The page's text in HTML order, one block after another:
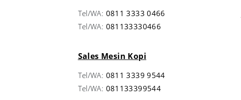
Tel/WA: 0811 3333 0466
Tel/WA: 081133330466
Sales Mesin Kopi
Tel/WA: 0811 3339 9544
Tel/WA: 081133399544